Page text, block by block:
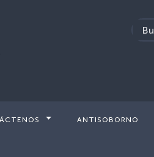
ANTISOBORNO